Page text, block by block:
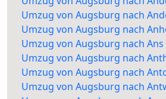
Umzug von Augsburg nach
Umzug von Augsburg nach
Umzug von Augsburg nach Ans
Umzug von Augsburg nach
Umzug von Augsburg nach
Umzug von Augsburg nach